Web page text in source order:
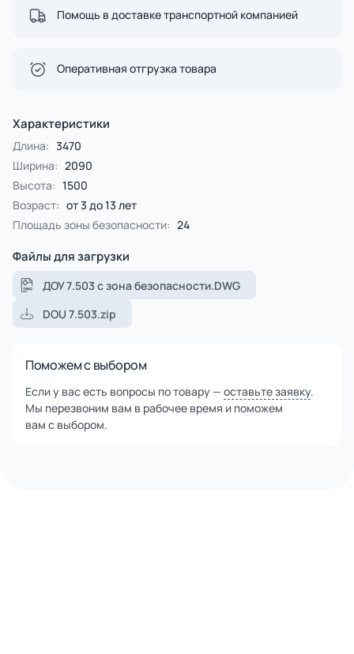
Помощь в доставке транспортной компанией
Оперативная отгрузка товара
Характеристики
Длина: 3470
Ширина: 2090
Высота: 1500
Возраст: от 3 до 13 лет
Площадь зоны безопасности: 24
Файлы для загрузки
ДОУ 7.503 с зона безопасности.DWG
DOU 7.503.zip
Поможем с выбором
Если у вас есть вопросы по товару — оставьте заявку.
Мы перезвоним вам в рабочее время и поможем
вам с выбором.